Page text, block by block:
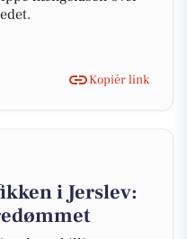
Kopiér link
i Jerslev: